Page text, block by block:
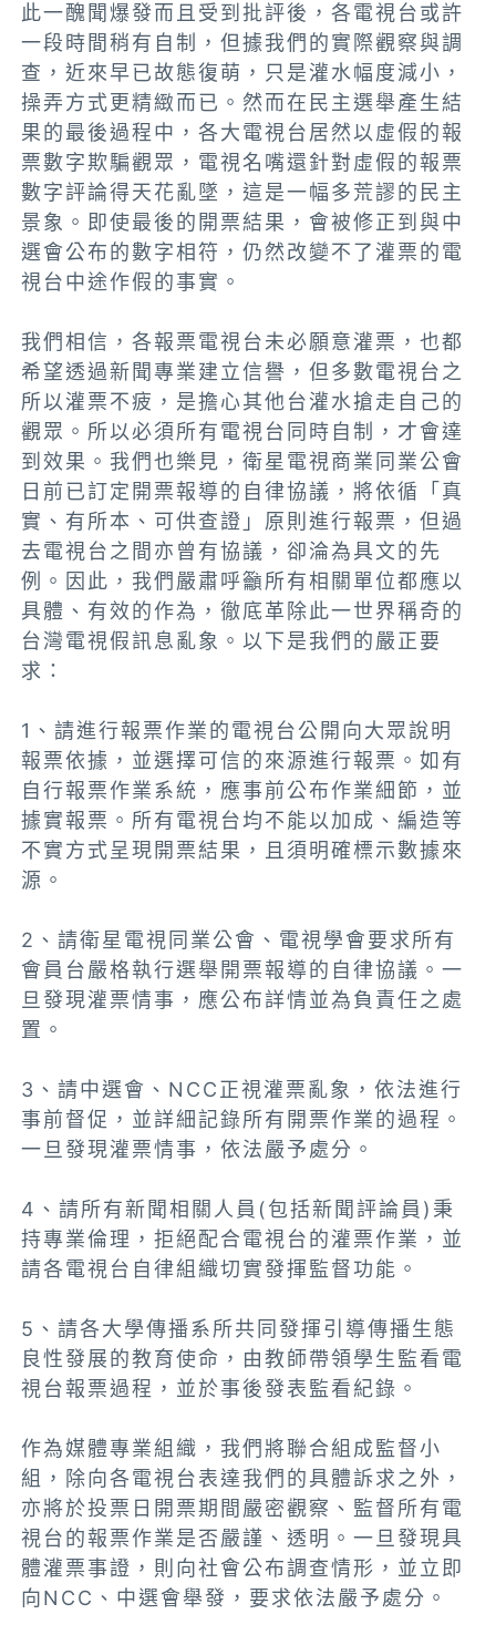
此一醜聞爆發而且受到批評後，各電視台或許
一段時間稍有自制，但據我們的實際觀察與調
查，近來早已故態復萌，只是灌水幅度減小，
操弄方式更精緻而已。然而在民主選舉產生結
果的最後過程中，各大電視台居然以虛假的報
票數字欺騙觀眾，電視名嘴還針對虛假的報票
數字評論得天花亂墜，這是一幅多荒謬的民主
景象。即使最後的開票結果，會被修正到與中
選會公布的數字相符，仍然改變不了灌票的電
視台中途作假的事實。
我們相信，各報票電視台未必願意灌票，也都
希望透過新聞專業建立信譽，但多數電視台之
所以灌票不疲，是擔心其他台灌水搶走自己的
觀眾。所以必須所有電視台同時自制，才會達
到效果。我們也樂見，衛星電視商業同業公會
日前已訂定開票報導的自律協議，將依循「真
實、有所本、可供查證」原則進行報票，但過
去電視台之間亦曾有協議，卻淪為具文的先
例。因此，我們嚴肅呼籲所有相關單位都應以
具體、有效的作為，徹底革除此一世界稱奇的
台灣電視假訊息亂象。以下是我們的嚴正要
求：
1、請進行報票作業的電視台公開向大眾說明
報票依據，並選擇可信的來源進行報票。如有
自行報票作業系統，應事前公布作業細節，並
據實報票。所有電視台均不能以加成、編造等
不實方式呈現開票結果，且須明確標示數據來
源。
2、請衛星電視同業公會、電視學會要求所有
會員台嚴格執行選舉開票報導的自律協議。一
旦發現灌票情事，應公布詳情並為負責任之處
置。
3、請中選會、NCC正視灌票亂象，依法進行
事前督促，並詳細記錄所有開票作業的過程。
一旦發現灌票情事，依法嚴予處分。
4、請所有新聞相關人員(包括新聞評論員)秉
持專業倫理，拒絕配合電視台的灌票作業，並
請各電視台自律組織切實發揮監督功能。
5、請各大學傳播系所共同發揮引導傳播生態
良性發展的教育使命，由教師帶領學生監看電
視台報票過程，並於事後發表監看紀錄。
作為媒體專業組織，我們將聯合組成監督小
組，除向各電視台表達我們的具體訴求之外，
亦將於投票日開票期間嚴密觀察、監督所有電
視台的報票作業是否嚴謹、透明。一旦發現具
體灌票事證，則向社會公布調查情形，並立即
向NCC、中選會舉發，要求依法嚴予處分。